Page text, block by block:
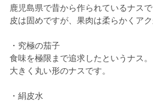
鹿児島県で昔から作られているナス
皮は固めですが、果肉は柔らかくアク
・究極の茄子
食味を極限まで追求したというナス。
大きく丸い形のナスです。
・絹皮水